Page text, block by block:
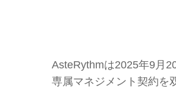
AsteRythmは2025年9月
専属マネジメント契約を